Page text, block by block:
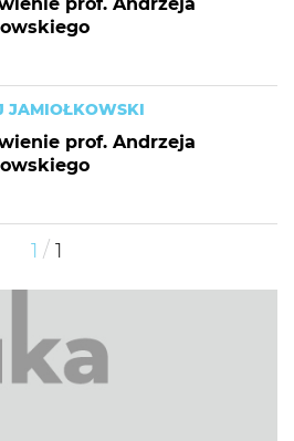
JAMIOŁKOWSKI
prof. Andrzeja
1 / 1